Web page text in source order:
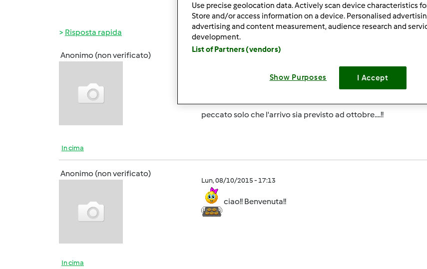
Risposta rapida
Anonimo (non verificato)
Buongiorno a tutti/e!
ieri ho finalmente siglato l'ordine alla "mia" promoter,
peccato solo che l'arrivo sia previsto ad ottobre....!!
In cima
Anonimo (non verificato)
Lun, 08/10/2015 - 17:13
ciao!! Benvenuta!!
In cima
Use precise geolocation data. Actively scan device characteristics
Store and/or access information on a device. Personalised
advertising and content measurement, audience research and
development.
List of Partners (vendors)
Show Purposes I Accept